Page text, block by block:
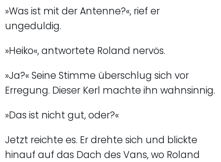
»Was ist mit der Antenne?«, rief er
ungeduldig.
»Heiko«, antwortete Roland nervös.
»Ja?« Seine Stimme überschlug sich vor
Erregung. Dieser Kerl machte ihn wahnsinnig.
»Das ist nicht gut, oder?«
Jetzt reichte es. Er drehte sich und blickte
hinauf auf das Dach des Vans, wo Roland